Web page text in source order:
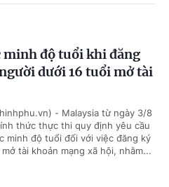
minh độ tuổi khi đăng
dưới 16 tuổi mở tài
- Malaysia từ ngày 3/8
thức thực thi quy định yêu cầu
minh độ tuổi đối với việc đăng ký
mở tài khoản mạng xã hội, nhằm...